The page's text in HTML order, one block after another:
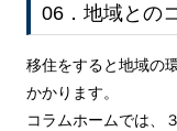
06．地域との
移住をすると地域の
かかります。
コラムホームでは、